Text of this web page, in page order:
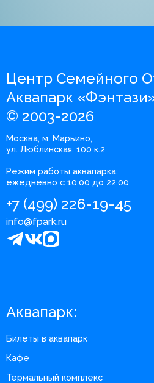
Центр Семейного
Аквапарк
© 2003-2026
Москва, м. Марьино,
ул. Люблинская, 100 к.2
Режим работы аквапарка:
ежедневно с 10:00 до 22:00
+7 (499) 226-19-45
info@fpark.ru
Аквапарк:
Билеты в аквапарк
Кафе
Термальный комплекс